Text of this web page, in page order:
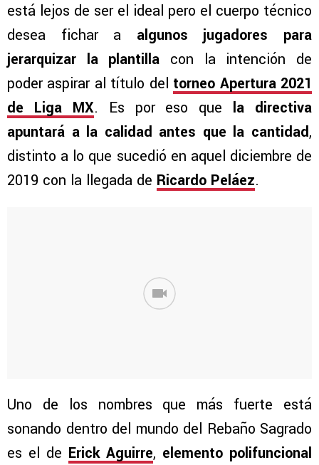
está lejos de ser el ideal pero el cuerpo técnico
desea fichar a algunos jugadores para
jerarquizar la plantilla con la intención de
poder aspirar al título del torneo Apertura 2021
de Liga MX. Es por eso que la directiva
apuntará a la calidad antes que la cantidad,
distinto a lo que sucedió en aquel diciembre de
2019 con la llegada de Ricardo Peláez.
Uno de los nombres que más fuerte está
sonando dentro del mundo del Rebaño Sagrado
es el de Erick Aguirre, elemento polifuncional